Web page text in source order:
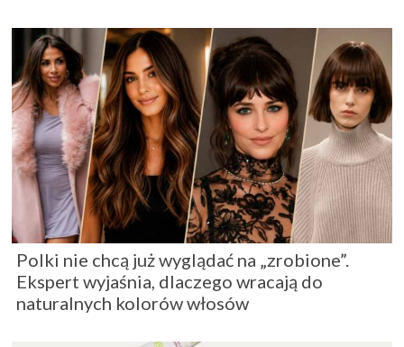
Polki nie chcą już wyglądać na „zrobione”.
Ekspert wyjaśnia, dlaczego wracają do
naturalnych kolorów włosów